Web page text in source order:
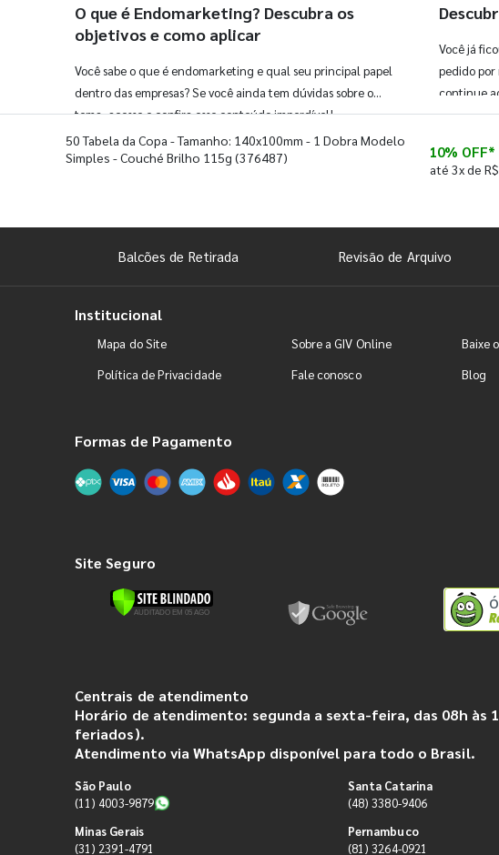
O que é Endomarketing? Descubra os
objetivos e como aplicar
Você sabe o que é endomarketing e qual seu principal papel
dentro das empresas? Se você ainda tem dúvidas sobre o
tema, acesse e confira esse conteúdo imperdível!
Você já
pedido por
continue
50 Tabela da Copa - Tamanho: 140x100mm - 1 Dobra Modelo
Simples - Couché Brilho 115g (376487) 10% OFF*
até 3x de
Balcões de Retirada Revisão de Arquivo
Institucional
Mapa do Site Sobre a GIV Online Baixe
Política de Privacidade
Fale conosco Blog
Formas de Pagamento
Site Seguro
Centrais de atendimento
Horário de atendimento: segunda a sexta-feira, das 08h às
feriados).
Atendimento via WhatsApp disponível para todo o Brasil.
São Paulo
(11) 4003-9879
Minas Gerais
(31) 2391-4791
Santa Catarina
(48) 3380-9406
Pernambuco
(81) 3264-0921